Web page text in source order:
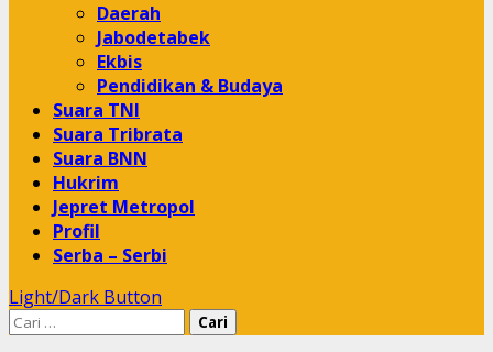
Daerah
Jabodetabek
Ekbis
Pendidikan & Budaya
Suara TNI
Suara Tribrata
Suara BNN
Hukrim
Jepret Metropol
Profil
Serba – Serbi
Light/Dark Button
Cari